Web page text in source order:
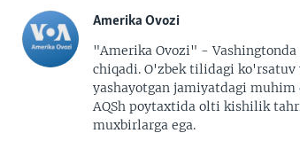
Amerika Ovozi
"Amerika Ovozi" -
chiqadi. O'zbek tilidagi
yashayotgan jamiyatdagi
AQSh poytaxtida olti kishilik
muxbirlarga ega.